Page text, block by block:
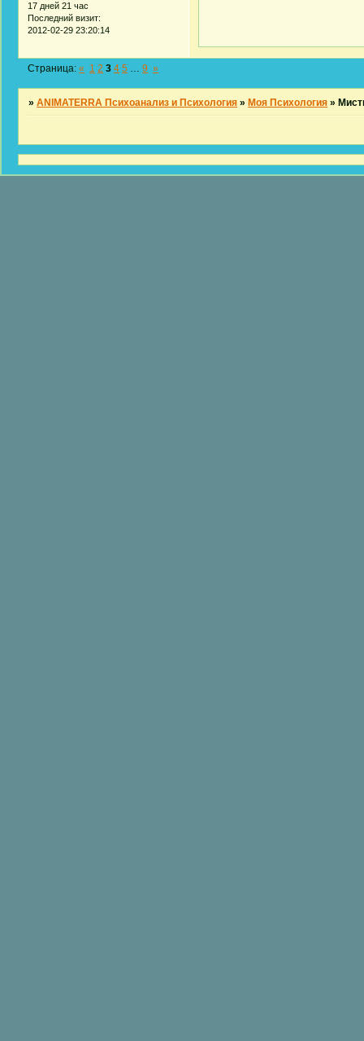
17 дней 21 час
Последний визит:
2012-02-29 23:20:14
Страница:« 1 2 3 4 5 … 9 »
»ANIMATERRA Психоанализ и Психология » Моя Психология »